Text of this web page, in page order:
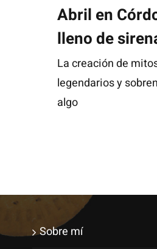
Abril en
lleno de
La creación de
legendarios y
algo
Sobre mí